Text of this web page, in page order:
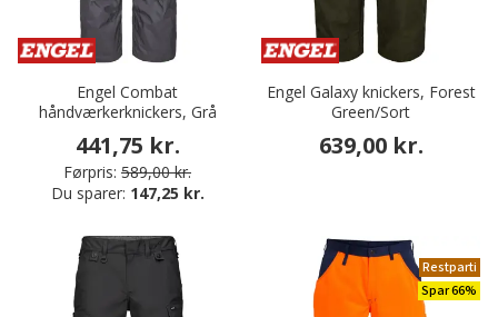
Engel Combat
håndværkerknickers, Grå
441,75 kr.
Førpris: 589,00 kr.
Du sparer: 147,25 kr.
Engel Galaxy knickers, Forest
Green/Sort
639,00 kr.
Restparti
Spar 66%